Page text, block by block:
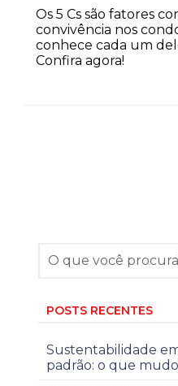
Os 5 Cs são fatores
convivência nos
conhece cada um
Confira agora!
POSTS RECENTES
Sustentabilidade
padrão: o que